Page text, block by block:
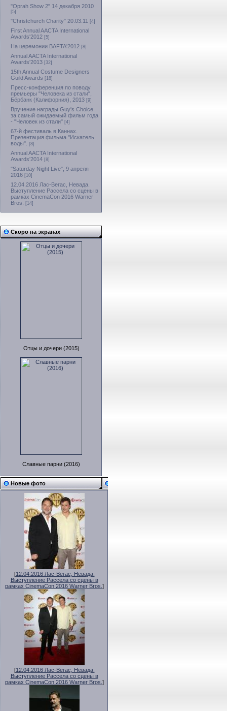
"Oprah Show 2" 14 декабря 2010
[5]
"Christchurch Charity" 20.03.11 [4]
First Annual AACTA International
Awards'2012 [5]
На церемонии BAFTA'2012 [8]
Annual AACTA International
Awards'2013 [32]
15th Annual Costume Designers
Guild Awards [18]
Пресс-конференция по поводу
премьеры "Человека из стали",
Бёрбанк (Калифорния), 2013 [9]
Вручение награды Guy's Choice
за самый ожидаемый фильм года
- "Человек из стали" [4]
67-й фестиваль в Каннах.
Презентация фильма "Искатель
воды".
[8]
Annual AACTA International
Awards'2014 [8]
"Saturday Night Live", 9 апреля
2016 [10]
12.04.2016 Лас-Вегас, Невада.
Выступление Рассела со сцены в
рамках CinemaCon 2016 Warner
Bros.
[14]
Скоро на экранах
Отцы и дочери (2015)
Славные парни (2016)
Новые фото
[12.04.2016 Лас-Вегас, Невада.
Выступление Рассела со сцены в
рамках CinemaCon 2016 Warner Bros. ]
[12.04.2016 Лас-Вегас, Невада.
Выступление Рассела со сцены в
рамках CinemaCon 2016 Warner Bros. ]